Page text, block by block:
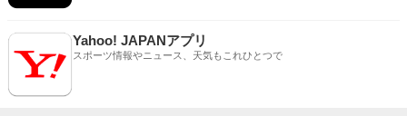
Yahoo! JAPANアプリ
スポーツ情報やニュース、天気もこれひとつで